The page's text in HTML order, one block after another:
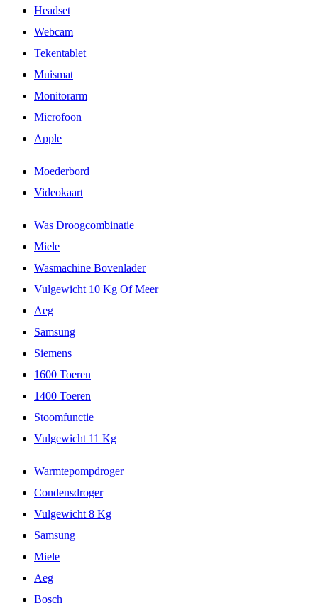
Headset
Webcam
Tekentablet
Muismat
Monitorarm
Microfoon
Apple
Moederbord
Videokaart
Was Droogcombinatie
Miele
Wasmachine Bovenlader
Vulgewicht 10 Kg Of Meer
Aeg
Samsung
Siemens
1600 Toeren
1400 Toeren
Stoomfunctie
Vulgewicht 11 Kg
Warmtepompdroger
Condensdroger
Vulgewicht 8 Kg
Samsung
Miele
Aeg
Bosch